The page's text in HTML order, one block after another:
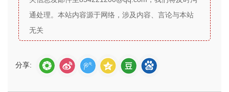
通处理。本站内容源于网络，涉及内容、言论与本站
无关
分享: